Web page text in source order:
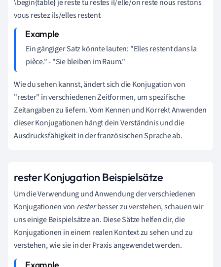
\begin{table} je reste tu restes il/elle/on reste nous restons
vous restez ils/elles restent
Ein gängiger Satz könnte lauten: "Elles restent dans la
pièce." - "Sie bleiben im Raum."
Wie du sehen kannst, ändert sich die Konjugation von
"rester" in verschiedenen Zeitformen, um spezifische
Zeitangaben zu liefern. Vom Kennen und Korrekt Anwenden
dieser Konjugationen hängt dein Verständnis und die
Ausdrucksfähigkeit in der französischen Sprache ab.
rester Konjugation Beispielsätze
Um die Verwendung und Anwendung der verschiedenen
Konjugationen von resterbesser zu verstehen, schauen wir
uns einige Beispielsätze an. Diese Sätze helfen dir, die
Konjugationen in einem realen Kontext zu sehen und zu
verstehen, wie sie in der Praxis angewendet werden.